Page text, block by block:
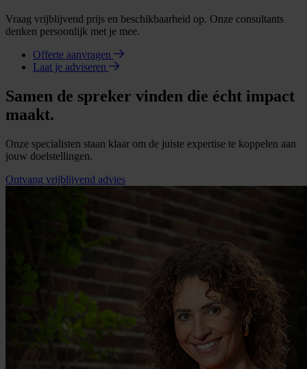
Vraag vrijblijvend prijs en beschikbaarheid op. Onze consultants
denken persoonlijk met je mee.
Offerte aanvragen
Laat je adviseren
Samen de spreker vinden die écht impact
maakt.
Onze specialisten staan klaar om de juiste expertise te koppelen aan
jouw doelstellingen.
Ontvang vrijblijvend advies